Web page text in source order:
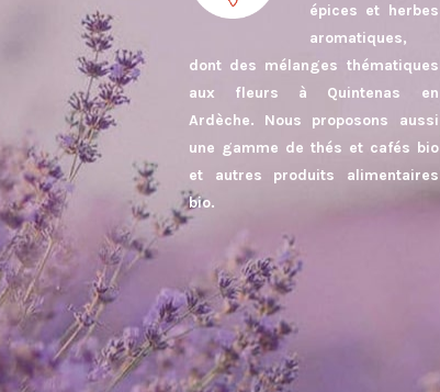
épices et herbes
aromatiques,
dont des mélanges thématiques
aux fleurs à Quintenas en
Ardèche. Nous proposons aussi
une gamme de thés et cafés bio
et autres produits alimentaires
bio.